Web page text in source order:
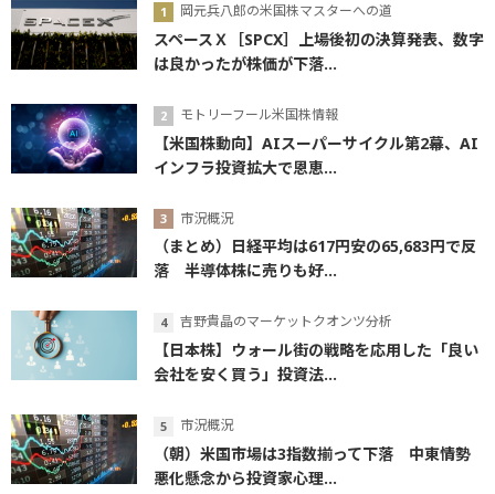
岡元兵八郎の米国株マスターへの道
スペースＸ［SPCX］上場後初の決算発表、数字
は良かったが株価が下落...
モトリーフール米国株情報
【米国株動向】AIスーパーサイクル第2幕、AI
インフラ投資拡大で恩恵...
市況概況
（まとめ）日経平均は617円安の65,683円で反
落 半導体株に売りも好...
吉野貴晶のマーケットクオンツ分析
【日本株】ウォール街の戦略を応用した「良い
会社を安く買う」投資法...
市況概況
（朝）米国市場は3指数揃って下落 中東情勢
悪化懸念から投資家心理...